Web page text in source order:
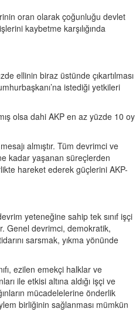
oran olarak çoğunluğu devlet
kaybetme karşılığında
ellinin biraz üstünde çıkartılması
istediği yetkileri
olsa dahi AKP en az yüzde 10 oy
almıştır. Tüm devrimci ve
kadar yaşanan süreçlerden
hareket ederek güçlerini AKP-
yeteneğine sahip tek sınıf işçi
Genel devrimci, demokratik,
sarsmak, yıkma yönünde
ezilen emekçi halklar ve
ile etkisi altına aldığı işçi ve
mücadelelerine önderlik
birliğinin sağlanması mümkün